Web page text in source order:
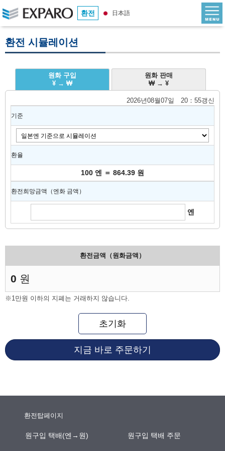
환전 日本語
환전 시뮬레이션
원화 구입
¥ → ₩
원화 판매
₩ → ¥
2026년08월07일 20：55갱신
기준
환율
100 엔 ＝ 864.39 원
환전희망금액（엔화 금액）
엔
환전금액（원화금액）
0 원
※1만원 이하의 지폐는 거래하지 않습니다.
초기화
지금 바로 주문하기
환전탑페이지
원구입 택배(엔→원) 원구입 택배 주문